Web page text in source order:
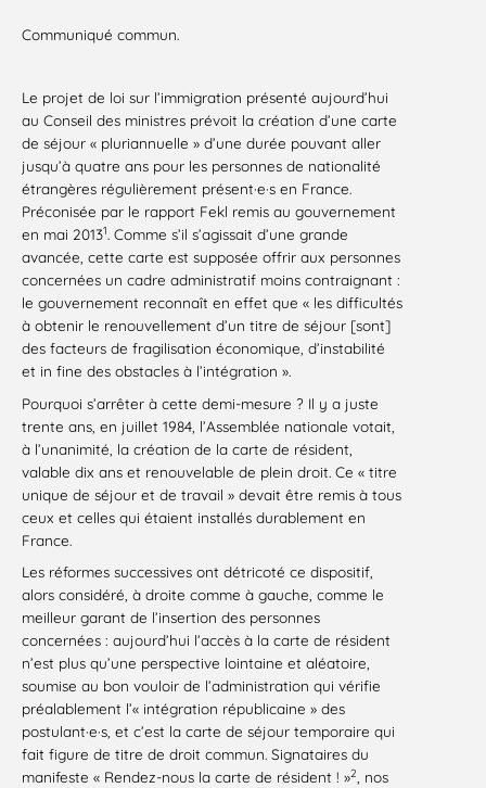
Communiqué commun.
Le projet de loi sur l’immigration présenté aujourd’hui
au Conseil des ministres prévoit la création d’une carte
de séjour « pluriannuelle » d’une durée pouvant aller
jusqu’à quatre ans pour les personnes de nationalité
étrangères régulièrement présent·e·s en France.
Préconisée par le rapport Fekl remis au gouvernement
en mai 20131. Comme s’il s’agissait d’une grande
avancée, cette carte est supposée offrir aux personnes
concernées un cadre administratif moins contraignant :
le gouvernement reconnaît en effet que « les difficultés
à obtenir le renouvellement d’un titre de séjour [sont]
des facteurs de fragilisation économique, d’instabilité
et in fine des obstacles à l’intégration ».
Pourquoi s’arrêter à cette demi-mesure ? Il y a juste
trente ans, en juillet 1984, l’Assemblée nationale votait,
à l’unanimité, la création de la carte de résident,
valable dix ans et renouvelable de plein droit. Ce « titre
unique de séjour et de travail » devait être remis à tous
ceux et celles qui étaient installés durablement en
France.
Les réformes successives ont détricoté ce dispositif,
alors considéré, à droite comme à gauche, comme le
meilleur garant de l’insertion des personnes
concernées : aujourd’hui l’accès à la carte de résident
n’est plus qu’une perspective lointaine et aléatoire,
soumise au bon vouloir de l’administration qui vérifie
préalablement l’« intégration républicaine » des
postulant·e·s, et c’est la carte de séjour temporaire qui
fait figure de titre de droit commun. Signataires du
manifeste « Rendez-nous la carte de résident ! »2
, nos